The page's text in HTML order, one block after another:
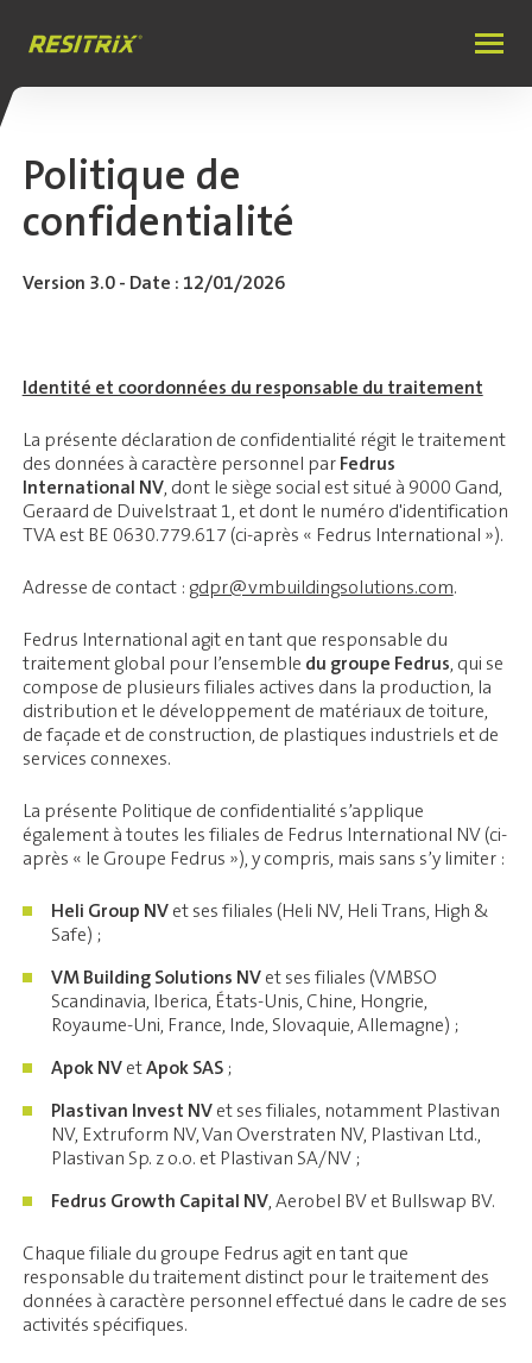
Politique de
confidentialité
Version 3.0 - Date : 12/01/2026
Identité et coordonnées du responsable du traitement
La présente déclaration de confidentialité régit le traitement
des données à caractère personnel parFedrus
International NV, dont le siège social est situé à 9000 Gand,
Geraard de Duivelstraat 1, et dont le numéro d'identification
TVA est BE 0630.779.617 (ci-après « Fedrus International »).
Adresse de contact : gdpr@vmbuildingsolutions.com.
Fedrus International agit en tant que responsable du
traitement global pour l’ensemble du groupe Fedrus, qui se
compose de plusieurs filiales actives dans la production, la
distribution et le développement de matériaux de toiture,
de façade et de construction, de plastiques industriels et de
services connexes.
La présente Politique de confidentialité s’applique
également à toutes les filiales de Fedrus International NV (ci-
après « le Groupe Fedrus »), y compris, mais sans s’y limiter :
Heli Group NVet ses filiales (Heli NV, Heli Trans, High &
Safe) ;
VM Building Solutions NVet ses filiales (VMBSO
Scandinavia, Iberica, États-Unis, Chine, Hongrie,
Royaume-Uni, France, Inde, Slovaquie, Allemagne) ;
Apok NVetApok SAS ;
Plastivan Invest NVet ses filiales, notamment Plastivan
NV, Extruform NV, Van Overstraten NV, Plastivan Ltd.,
Plastivan Sp. z o.o. et Plastivan SA/NV ;
Fedrus Growth Capital NV, Aerobel BV et Bullswap BV.
Chaque filiale du groupe Fedrus agit en tant que
responsable du traitement distinct pour le traitement des
données à caractère personnel effectué dans le cadre de ses
activités spécifiques.